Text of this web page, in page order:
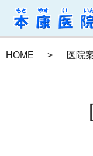
HOME 医院